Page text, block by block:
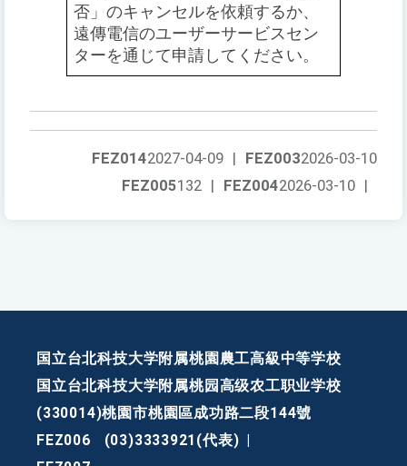
否」のキャンセルを依頼するか、
遠傳電信のユーザーサービスセン
ターを通じて申請してください。
FEZ0032026-03-10
FEZ0142027-04-09 |
FEZ0042026-03-10 |
FEZ005132 |
国立台北科技大学附属桃園農工高級中等学校
国立台北科技大学附属桃园高级农工职业学校
(330014)桃園市桃園區成功路二段144號
FEZ006
(03)3333921(代表) |